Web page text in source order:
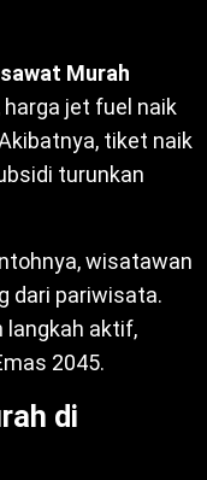
Murah
jet fuel naik
tiket naik
turunkan
wisatawan
dari pariwisata.
langkah aktif,
2045.
di